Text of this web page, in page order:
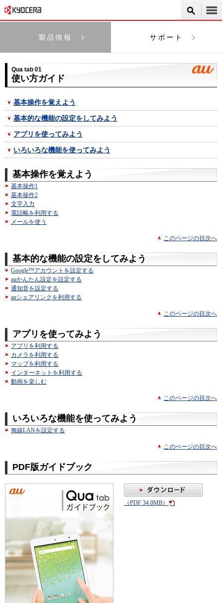
製品情報 サポート
Qua tab 01
使い方ガイド
基本操作を覚えよう
基本的な機能の設定をしてみよう
アプリを使ってみよう
いろいろな機能を使ってみよう
基本操作を覚えよう
基本操作1
基本操作2
文字入力
電話帳を利用する
メールを使う
このページの目次へ
基本的な機能の設定をしてみよう
Google™アカウントを設定する
auかんたん設定を設定する
通知音を設定する
auシェアリンクを利用する
このページの目次へ
アプリを使ってみよう
アプリを利用する
カメラを利用する
マップを利用する
インターネットを利用する
動画を楽しむ
このページの目次へ
いろいろな機能を使ってみよう
無線LANを設定する
このページの目次へ
PDF版ガイドブック
（PDF 34.0MB）